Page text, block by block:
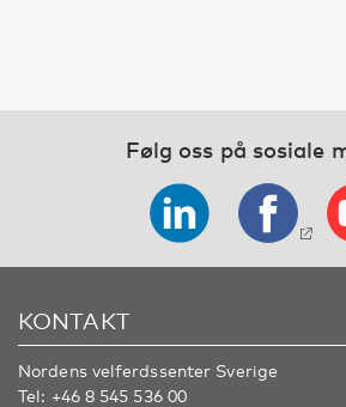
Følg oss på sosiale
KONTAKT
Nordens velferdssenter Sverige
Tel: +46 8 545 536 00